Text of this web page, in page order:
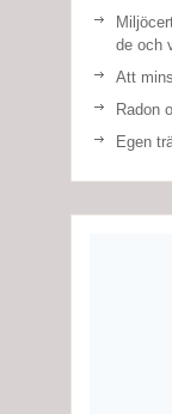
de och
Att
Radon
Egen